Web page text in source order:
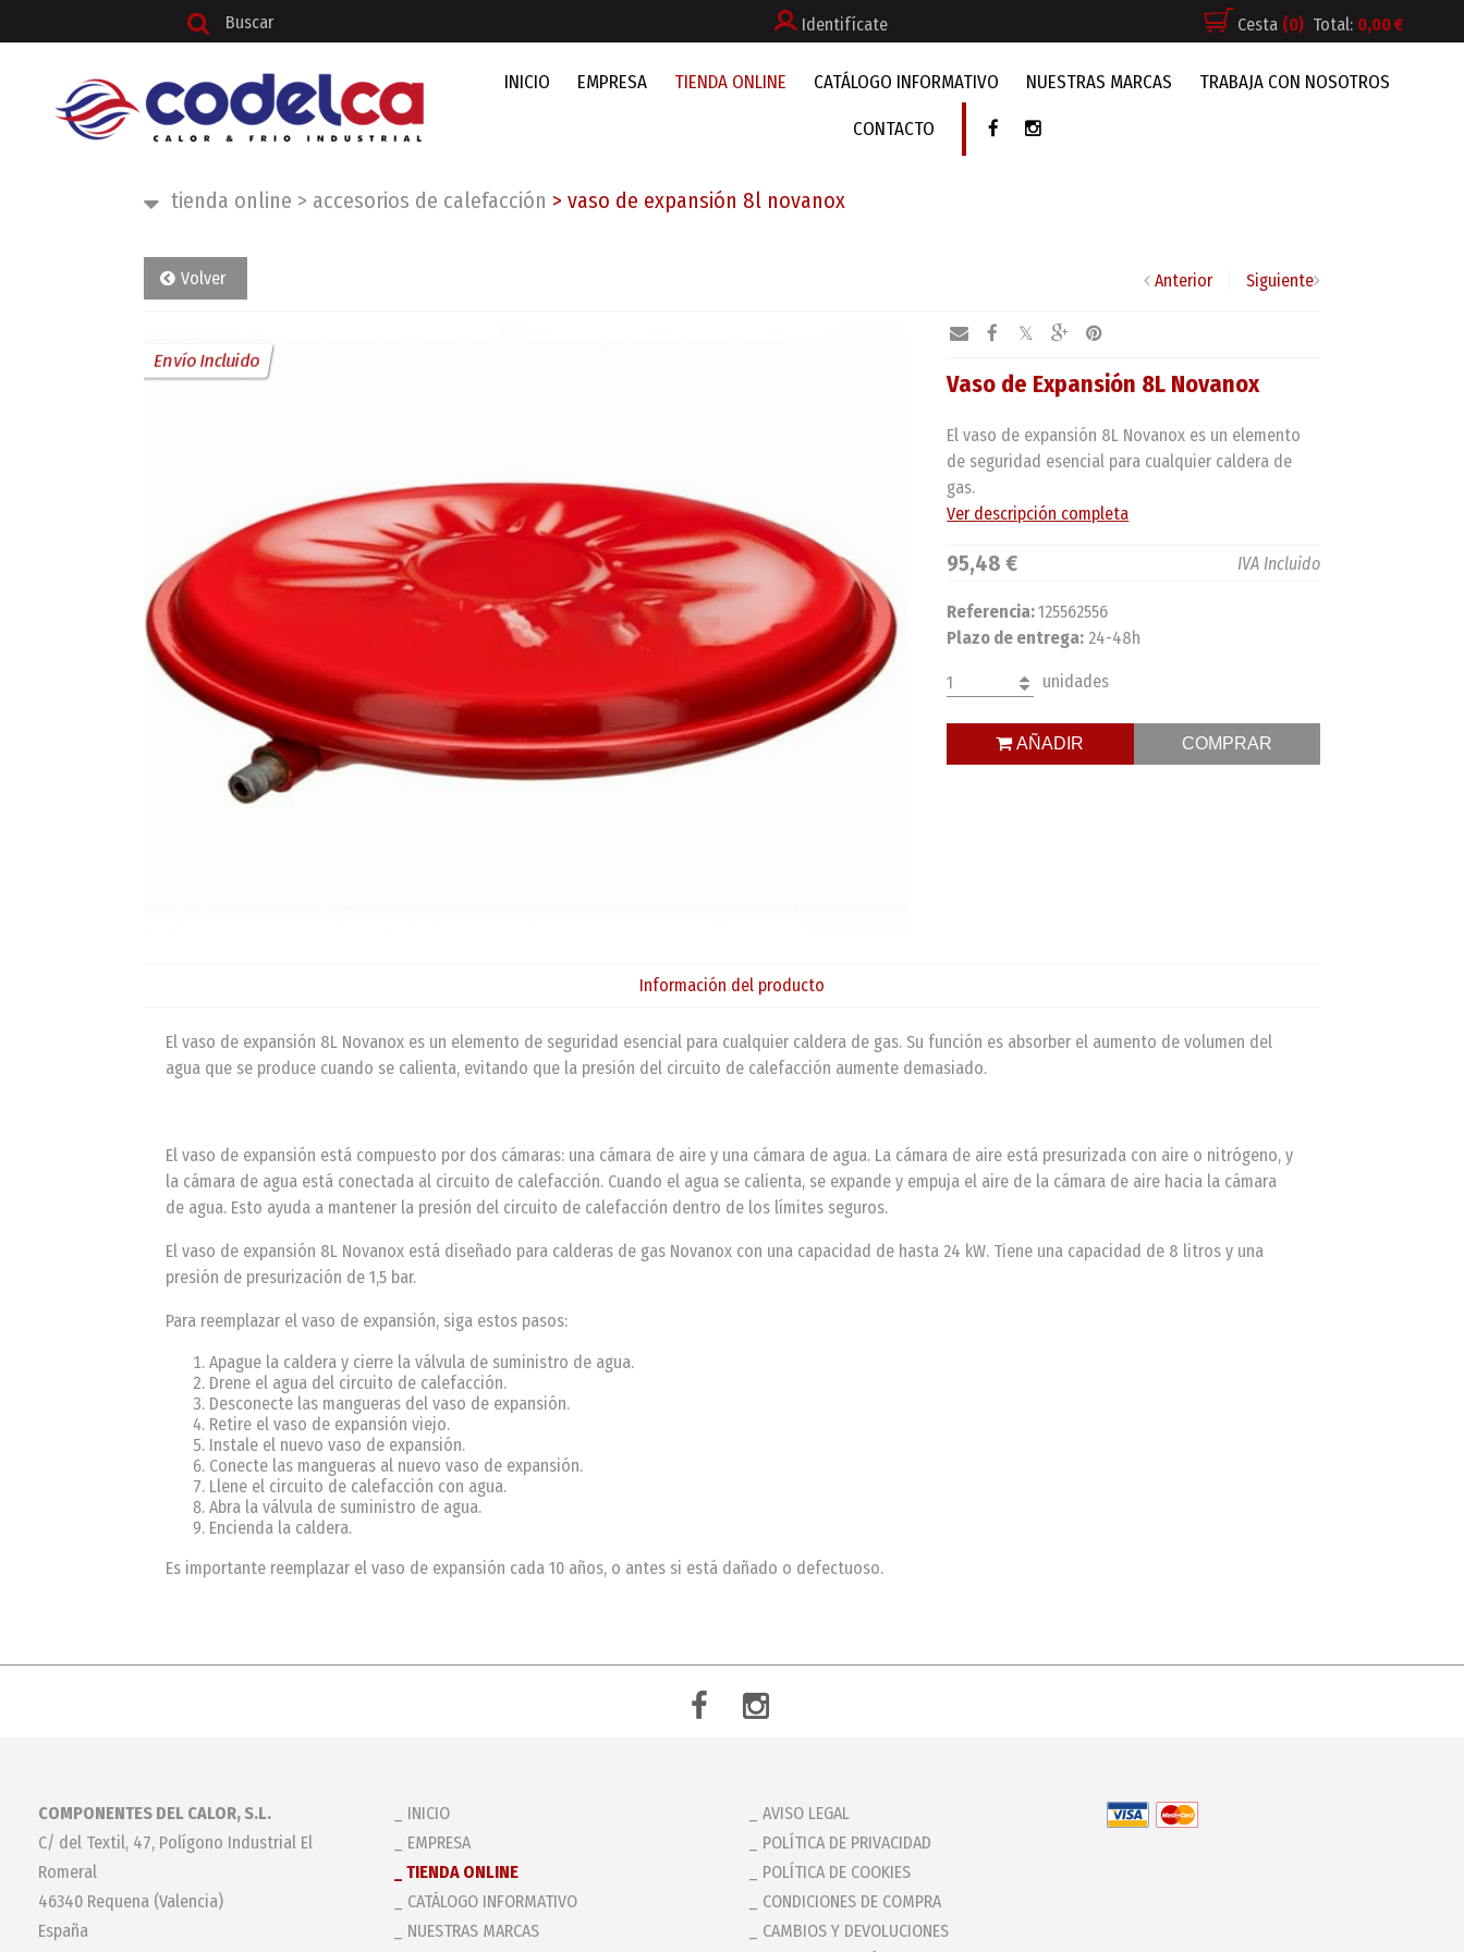
INICIO EMPRESA TIENDA ONLINE CATÁLOGO INFORMATIVO NUESTRAS MARCAS TRABAJA CON NOSOTROS
CONTACTO
Identifícate Cesta (0) Total: 0,00 €
tienda online > accesorios de calefacción > vaso de expansión 8l novanox
Volver Anterior Siguiente
Envío Incluido
Vaso de Expansión 8L Novanox
El vaso de expansión 8L Novanox es un elemento
de seguridad esencial para cualquier caldera de
gas.
Ver descripción completa
95,48 € IVA Incluido
Referencia:125562556
Plazo de entrega: 24-48h
1 unidades
AÑADIR COMPRAR
Información del producto
El vaso de expansión 8L Novanox es un elemento de seguridad esencial para cualquier caldera de gas. Su función es absorber el aumento de volumen del
agua que se produce cuando se calienta, evitando que la presión del circuito de calefacción aumente demasiado.
El vaso de expansión está compuesto por dos cámaras: una cámara de aire y una cámara de agua. La cámara de aire está presurizada con aire o nitrógeno, y
la cámara de agua está conectada al circuito de calefacción. Cuando el agua se calienta, se expande y empuja el aire de la cámara de aire hacia la cámara
de agua. Esto ayuda a mantener la presión del circuito de calefacción dentro de los límites seguros.
El vaso de expansión 8L Novanox está diseñado para calderas de gas Novanox con una capacidad de hasta 24 kW. Tiene una capacidad de 8 litros y una
presión de presurización de 1,5 bar.
Para reemplazar el vaso de expansión, siga estos pasos:
Apague la caldera y cierre la válvula de suministro de agua.
Drene el agua del circuito de calefacción.
Desconecte las mangueras del vaso de expansión.
Retire el vaso de expansión viejo.
Instale el nuevo vaso de expansión.
Conecte las mangueras al nuevo vaso de expansión.
Llene el circuito de calefacción con agua.
Abra la válvula de suministro de agua.
Encienda la caldera.
Es importante reemplazar el vaso de expansión cada 10 años, o antes si está dañado o defectuoso.
COMPONENTES DEL CALOR, S.L.
C/ del Textil, 47, Polígono Industrial El
Romeral
46340 Requena (Valencia)
España
INICIO
EMPRESA
TIENDA ONLINE
CATÁLOGO INFORMATIVO
NUESTRAS MARCAS
AVISO LEGAL
POLÍTICA DE PRIVACIDAD
POLÍTICA DE COOKIES
CONDICIONES DE COMPRA
CAMBIOS Y DEVOLUCIONES